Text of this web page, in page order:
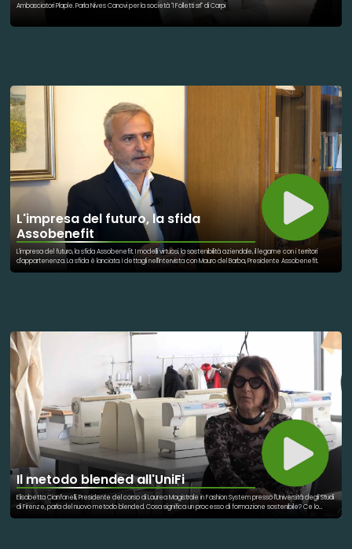
Ambasciatori Plaple. Parla Nives Canovi per la società "I Folletti srl" di Carpi
L'impresa del futuro, la sfida
Assobenefit
L'impresa del futuro, la sfida Assobenefit. I modelli virtuosi, la sostenibilità aziendale, il legame con i territori
d'appartenenza. La sfida è lanciata. I dettagli nell'intervista con Mauro del Barba, Presidente Assobenefit.
Il metodo blended all'UniFi
Elisabetta Cianfanelli, Presidente del corso di Laurea Magistrale in Fashion System presso l'Università degli Studi
di Firenze, parla del nuovo metodo blended. Cosa significa un processo di formazione sostenibile? Ce lo